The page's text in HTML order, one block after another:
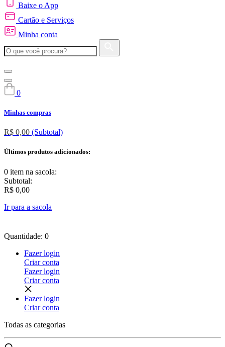
Baixe o App
Cartão e Serviços
Minha conta
0
Minhas compras
R$ 0,00 (Subtotal)
Últimos produtos adicionados:
0 item na sacola:
Subtotal:
R$ 0,00
Ir para a sacola
Quantidade: 0
Fazer login
Criar conta
Fazer login
Criar conta
Fazer login
Criar conta
Todas as categorias